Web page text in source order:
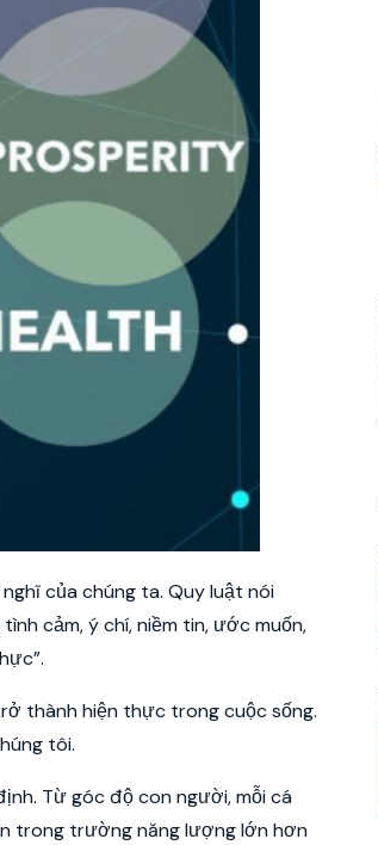
của chúng ta. Quy luật nói
cảm, ý chí, niềm tin, ước muốn,
thành hiện thực trong cuộc sống.
tôi.
Từ góc độ con người, mỗi cá
trong trường năng lượng lớn hơn